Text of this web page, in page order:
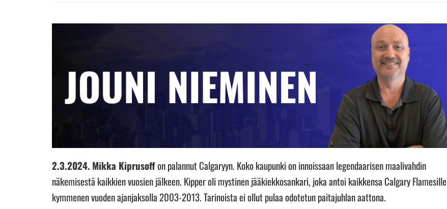
2.3.2024. Mikka Kiprusoffon palannut Calgaryyn. Koko kaupunki on innoissaan legendaarisen maalivahdin
näkemisestä kaikkien vuosien jälkeen. Kipper oli mystinen jääkiekkosankari, joka antoi kaikkensa Calgary Flamesille
kymmenen vuoden ajanjaksolla 2003-2013. Tarinoista ei ollut pulaa odotetun paitajuhlan aattona.